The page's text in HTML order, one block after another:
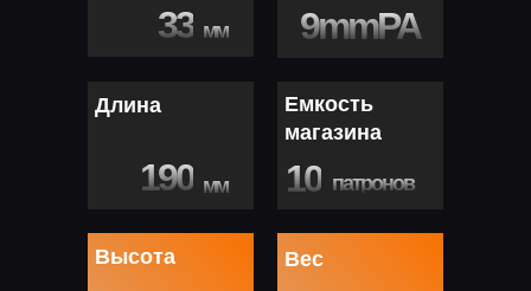
Высота
33 мм
Длина
190 мм
Вес
9mmPA
Емкость
магазина
патронов
10